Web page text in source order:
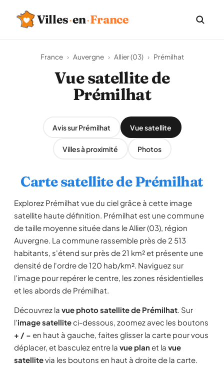
Villes·en·France
France › Auvergne › Allier (03) › Prémilhat
Vue satellite de
Prémilhat
Avis sur Prémilhat Vue satellite
Villes à proximité Photos
Carte satellite de Prémilhat
Explorez Prémilhat vue du ciel grâce à cette image
satellite haute définition. Prémilhat est une commune
de taille moyenne située dans le Allier (03), région
Auvergne. La commune rassemble près de 2 513
habitants, s'étend sur près de 21 km² et présente une
densité de l'ordre de 120 hab/km². Naviguez sur
l'image pour repérer le centre, les zones résidentielles
et les abords de Prémilhat.
Découvrez la vue photo satellite de Prémilhat. Sur
l'image satelliteci-dessous, zoomez avec les boutons
+ / − en haut à gauche, faites glisser la carte pour vous
déplacer, et basculez entre la vue planet la vue
satellitevia les boutons en haut à droite de la carte.